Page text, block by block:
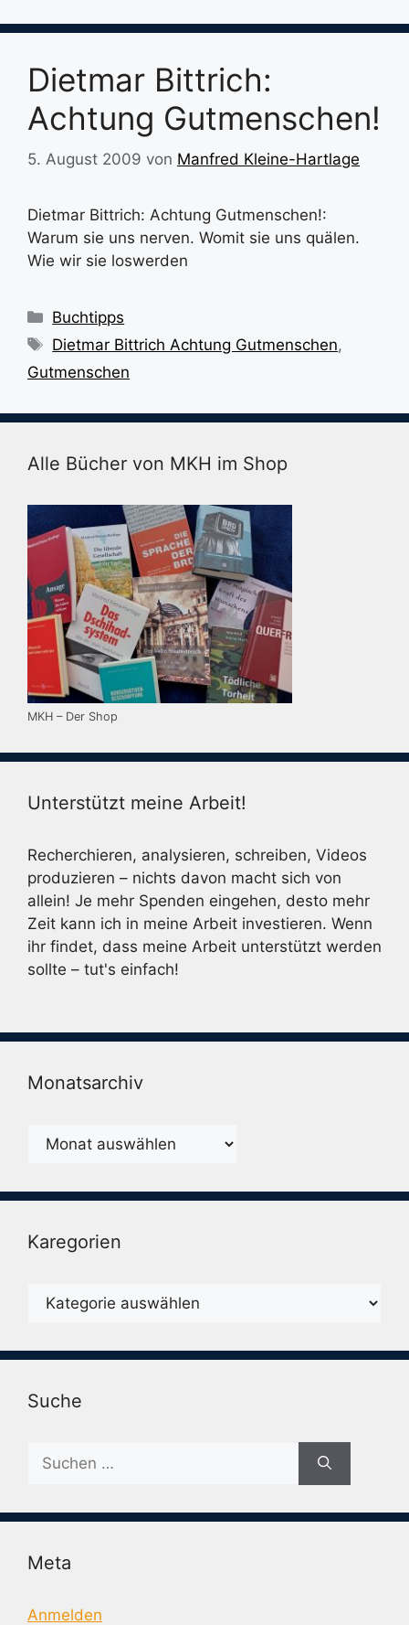
Dietmar Bittrich:
Achtung Gutmenschen!
5. August 2009 von Manfred Kleine-Hartlage
Dietmar Bittrich: Achtung Gutmenschen!:
Warum sie uns nerven. Womit sie uns quälen.
Wie wir sie loswerden
Kategorien
Buchtipps
Schlagwörter
Dietmar Bittrich Achtung Gutmenschen,
Gutmenschen
Alle Bücher von MKH im Shop
MKH – Der Shop
Unterstützt meine Arbeit!
Recherchieren, analysieren, schreiben, Videos
produzieren – nichts davon macht sich von
allein! Je mehr Spenden eingehen, desto mehr
Zeit kann ich in meine Arbeit investieren. Wenn
ihr findet, dass meine Arbeit unterstützt werden
sollte – tut's einfach!
Monatsarchiv
Monatsarchiv
Karegorien
Karegorien
Suche
nach:
Meta
Anmelden